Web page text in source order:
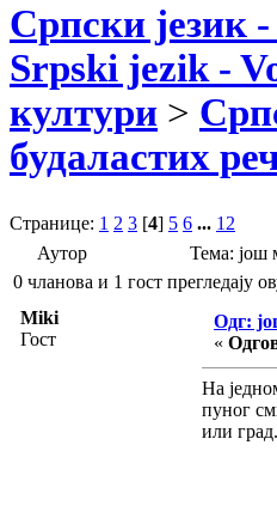
Српски језик
Srpski jezik -
култури >
будаластих
Странице: 1 2 3 [4] 5 6 ... 12
Аутор
Тема: још
0 чланова и 1 гост прегледају
Miki
Гост
Одг:
«
На
пуног
или град.